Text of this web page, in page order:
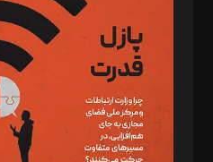
تحریریه‌: مجتبی محمود‌ی، آرش
مصطفی مسجدی آرانی، ابوالفضل رجبی،
رستمی،مصطفی باستان
ویرایش: نگار استاد‌‌آقا
طراح یونیفرم: مجید توکلی
فیلمبرداری و عکاسی: امیر شفیعی،